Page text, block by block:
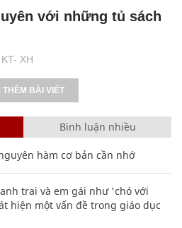
XH
với những tủ sách
THÊM BÀI VIẾT
Bình luận nhiều
hàm cơ bản cần nhớ
trai và em gái như 'chó với
hiện một vấn đề trong giáo dục